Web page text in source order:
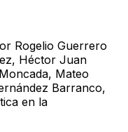
Rogelio Guerrero
Héctor Juan
Mateo
Barranco,
en la